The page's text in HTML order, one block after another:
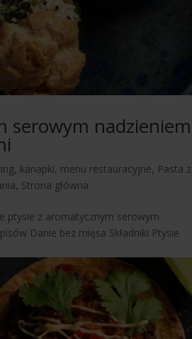
serowym nadzieniem
, kanapki, menu restauracyjne, Pasta
, Strona główna
ptysie z aromatycznym serowym
Danie bez mięsa Składniki Ptysie